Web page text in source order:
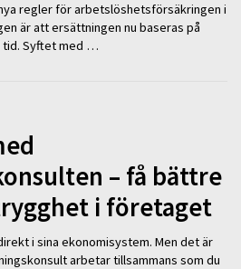
regler för arbetslöshetsförsäkringen i
är att ersättningen nu baseras på
tid. Syftet med …
– få bättre
i företaget
i sina ekonomisystem. Men det är
arbetar tillsammans som du